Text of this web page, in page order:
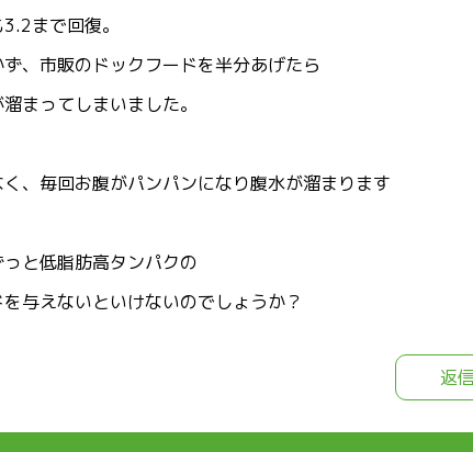
まで回復。
、市販のドックフードを半分あげたら
まってしまいました。
、毎回お腹がパンパンになり腹水が溜まります
と低脂肪高タンパクの
与えないといけないのでしょうか？
返